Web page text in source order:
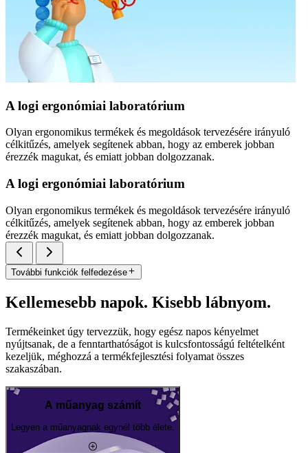
A logi ergonómiai laboratórium
Olyan ergonomikus termékek és megoldások tervezésére irányuló
célkitűzés, amelyek segítenek abban, hogy az emberek jobban
érezzék magukat, és emiatt jobban dolgozzanak.
A logi ergonómiai laboratórium
Olyan ergonomikus termékek és megoldások tervezésére irányuló
célkitűzés, amelyek segítenek abban, hogy az emberek jobban
érezzék magukat, és emiatt jobban dolgozzanak.
További funkciók felfedezése
Kellemesebb napok. Kisebb lábnyom.
Termékeinket úgy tervezzük, hogy egész napos kényelmet
nyújtsanak, de a fenntarthatóságot is kulcsfontosságú feltételként
kezeljük, méghozzá a termékfejlesztési folyamat összes
szakaszában.
A műanyag számít
Legyen a műanyagnak egynél több élete.